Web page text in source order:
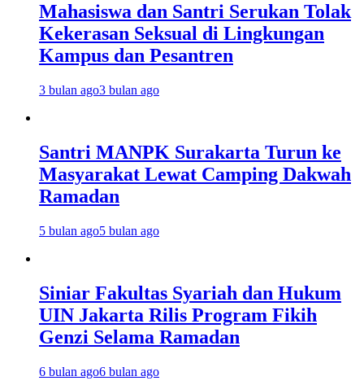
Mahasiswa dan Santri Serukan Tolak
Kekerasan Seksual di Lingkungan
Kampus dan Pesantren
3 bulan ago3 bulan ago
Santri MANPK Surakarta Turun ke
Masyarakat Lewat Camping Dakwah
Ramadan
5 bulan ago5 bulan ago
Siniar Fakultas Syariah dan Hukum
UIN Jakarta Rilis Program Fikih
Genzi Selama Ramadan
6 bulan ago6 bulan ago